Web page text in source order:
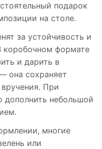
подарок
на столе.
за устойчивость и
коробочном формате
и дарить в
она сохраняет
При
небольшой
многие
или